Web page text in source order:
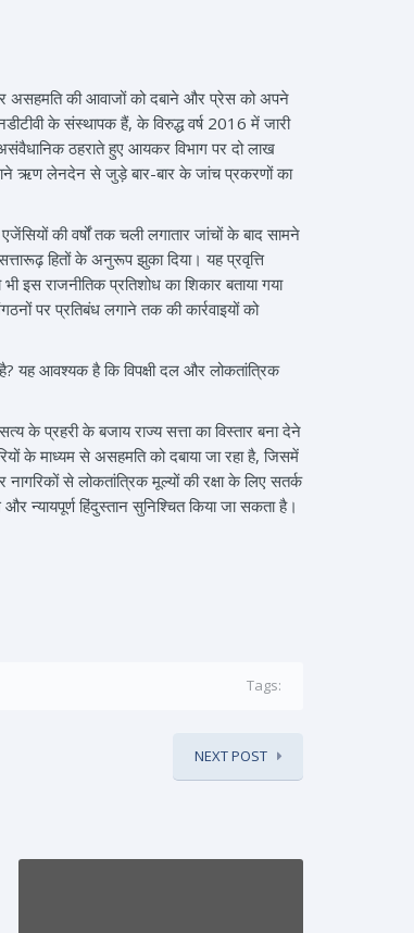
असहमति की आवाजों को दबाने और प्रेस को अपने
के संस्थापक हैं, के विरुद्ध वर्ष 2016 में जारी
ठहराते हुए आयकर विभाग पर दो लाख
ऋण लेनदेन से जुड़े बार-बार के जांच प्रकरणों का
की वर्षों तक चली लगातार जांचों के बाद सामने
हितों के अनुरूप झुका दिया। यह प्रवृत्ति
इस राजनीतिक प्रतिशोध का शिकार बताया गया
पर प्रतिबंध लगाने तक की कार्रवाइयों को
यह आवश्यक है कि विपक्षी दल और लोकतांत्रिक
के प्रहरी के बजाय राज्य सत्ता का विस्तार बना देने
के माध्यम से असहमति को दबाया जा रहा है, जिसमें
से लोकतांत्रिक मूल्यों की रक्षा के लिए सतर्क
न्यायपूर्ण हिंदुस्तान सुनिश्चित किया जा सकता है।
Tags:
NEXT POST